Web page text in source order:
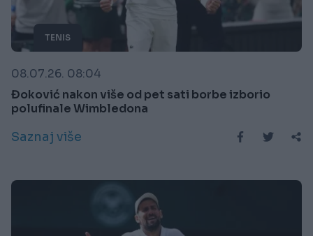
TENIS
08.07.26. 08:04
Đoković nakon više od pet sati borbe izborio
polufinale Wimbledona
Saznaj više